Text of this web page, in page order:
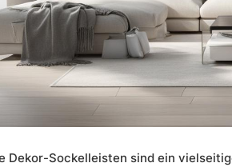
Dekor-Sockelleisten sind ein